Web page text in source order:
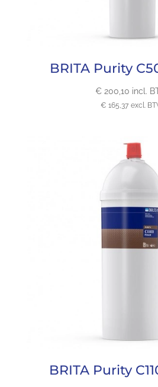
BRITA Purity
€ 200,10 incl.
€ 165,37 excl.
BRITA Purity